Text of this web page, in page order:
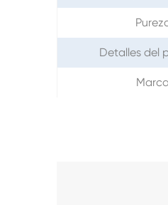
Detalles del